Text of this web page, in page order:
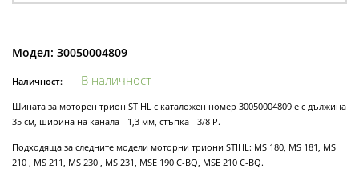
Модел: 30050004809
Наличност: В наличност
Шината за моторен трион STIHL с каталожен номер 30050004809 е с дължина
35 см, ширина на канала - 1,3 мм, стъпка - 3/8 Р.
Подходяща за следните модели моторни триони STIHL: MS 180, MS 181, MS
210 , MS 211, MS 230 , MS 231, MSE 190 C-BQ, MSE 210 C-BQ.